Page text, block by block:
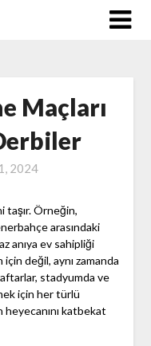
Maçları
2024
taşır. Örneğin,
arasındaki
anıya ev sahipliği
için değil, aynı zamanda
stadyumda ve
için her türlü
heyecanını katbekat